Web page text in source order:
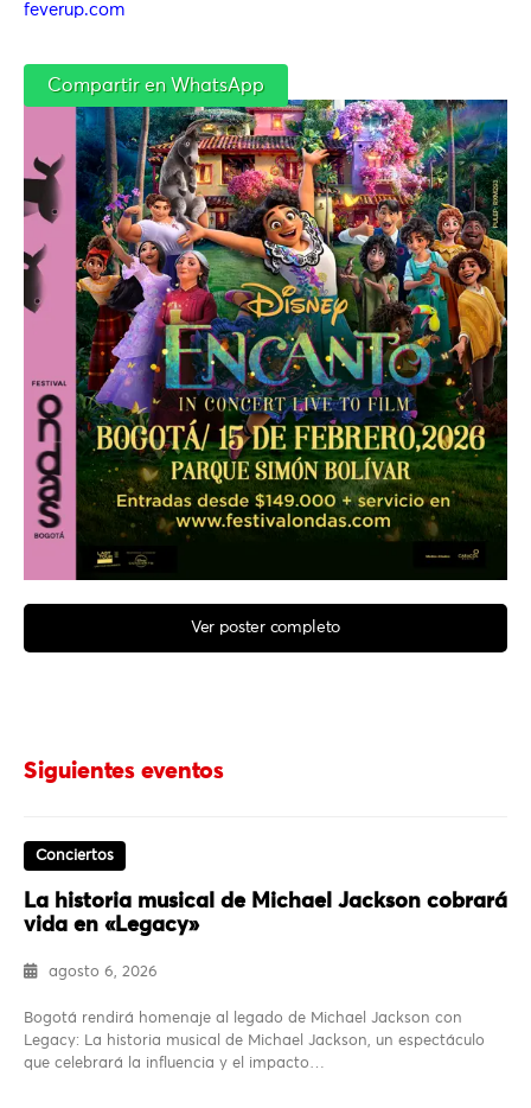
Ver poster completo
feverup.com
Compartir en WhatsApp
Siguientes eventos
Conciertos
La historia musical de Michael Jackson cobrará
vida en «Legacy»
agosto 6, 2026
Bogotá rendirá homenaje al legado de Michael Jackson con
Legacy: La historia musical de Michael Jackson, un espectáculo
que celebrará la influencia y el impacto…